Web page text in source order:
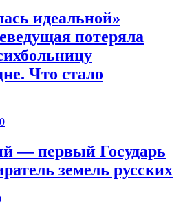
идеальной»
потеряла
Что стало
0
— первый Государь
земель русских